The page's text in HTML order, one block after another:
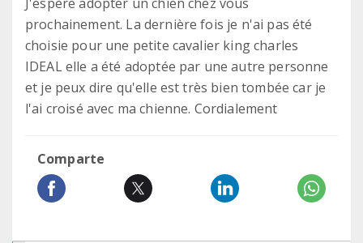
prochainement. La dernière fois je n'ai pas été
choisie pour une petite cavalier king charles
IDEAL elle a été adoptée par une autre personne
et je peux dire qu'elle est très bien tombée car je
l'ai croisé avec ma chienne. Cordialement
Comparte